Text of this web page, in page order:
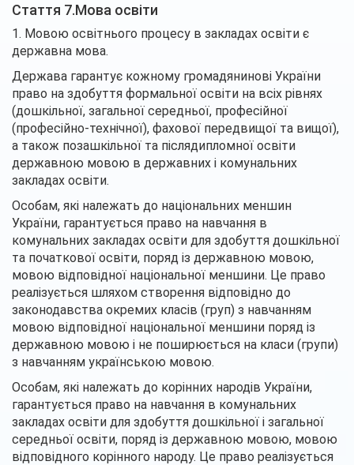
Стаття 7.Мова освіти
1. Мовою освітнього процесу в закладах освіти є
державна мова.
Держава гарантує кожному громадянинові України
право на здобуття формальної освіти на всіх рівнях
(дошкільної, загальної середньої, професійної
(професійно-технічної), фахової передвищої та вищої),
а також позашкільної та післядипломної освіти
державною мовою в державних і комунальних
закладах освіти.
Особам, які належать до національних меншин
України, гарантується право на навчання в
комунальних закладах освіти для здобуття дошкільної
та початкової освіти, поряд із державною мовою,
мовою відповідної національної меншини. Це право
реалізується шляхом створення відповідно до
законодавства окремих класів (груп) з навчанням
мовою відповідної національної меншини поряд із
державною мовою і не поширюється на класи (групи)
з навчанням українською мовою.
Особам, які належать до корінних народів України,
гарантується право на навчання в комунальних
закладах освіти для здобуття дошкільної і загальної
середньої освіти, поряд із державною мовою, мовою
відповідного корінного народу. Це право реалізується